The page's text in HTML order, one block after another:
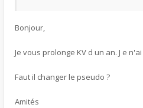
Bonjour,
Je vous prolonge KV d un an. J e
Faut il changer le pseudo ?
Amités